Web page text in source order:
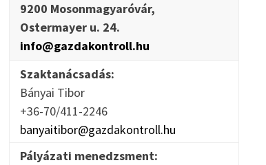
9200 Mosonmagyaróvár,
Ostermayer u. 24.
info@gazdakontroll.hu
Szaktanácsadás:
Bányai Tibor
+36-70/411-2246
banyaitibor@gazdakontroll.hu
Pályázati menedzsment: